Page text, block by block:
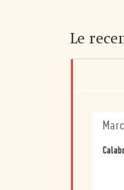
Le